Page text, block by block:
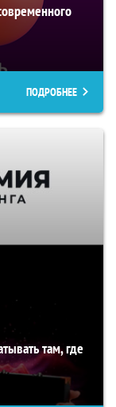
ПОДРОБНЕЕ
там, где